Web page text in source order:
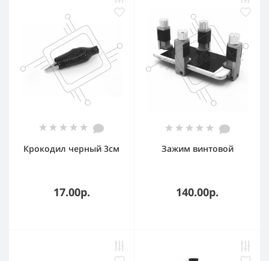
Крокодил черный 3см
17.00р.
Зажим винтовой
140.00р.